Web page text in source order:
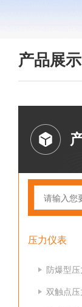
产品展示
压力仪表
防爆型
双触点